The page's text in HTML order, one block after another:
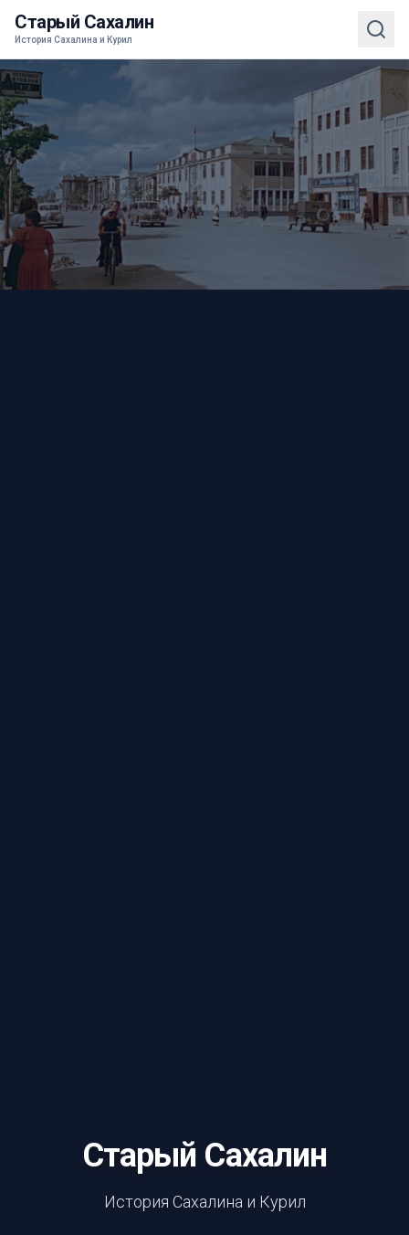
Старый Сахалин
История Сахалина и Курил
Старый Сахалин
История Сахалина и Курил